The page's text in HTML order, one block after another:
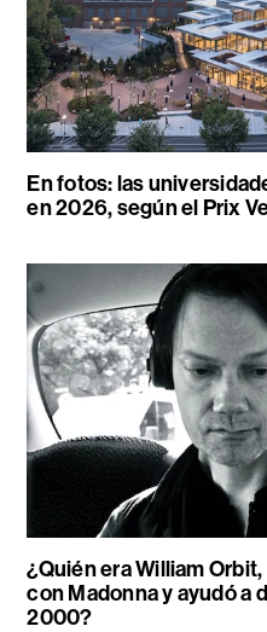
En fotos: las
en 2026, según el Prix
¿Quién era William
con Madonna y ayudó a
2000?